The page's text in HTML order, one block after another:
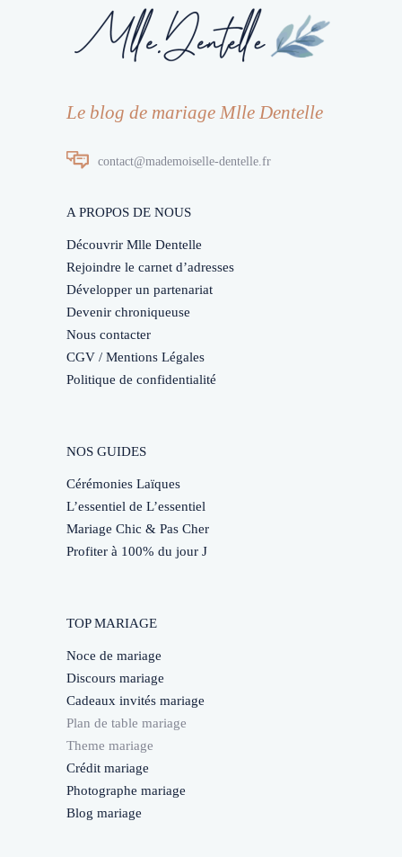
Le blog de mariage Mlle Dentelle
contact@mademoiselle-dentelle.fr
A PROPOS DE NOUS
Découvrir Mlle Dentelle
Rejoindre le carnet d’adresses
Développer un partenariat
Devenir chroniqueuse
Nous contacter
CGV / Mentions Légales
Politique de confidentialité
NOS GUIDES
Cérémonies Laïques
L’essentiel de L’essentiel
Mariage Chic & Pas Cher
Profiter à 100% du jour J
TOP MARIAGE
Noce de mariage
Discours mariage
Cadeaux invités mariage
Plan de table mariage
Theme mariage
Crédit mariage
Photographe mariage
Blog mariage